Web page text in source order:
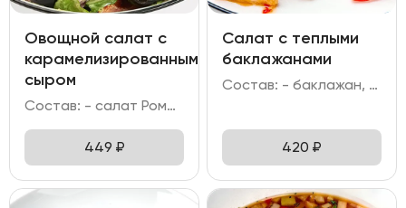
Овощной салат с
карамелизированным
сыром
Состав: - салат Романо; - огурец; перец болгарский; помидор; лук красный; - оливки/маслины; - сыр Фета; сахар; - заправка медово-горчичная.
449 ₽
Салат с теплыми
баклажанами
Состав: - баклажан, томаты черри, лук зелёный; - мусс на греческом йогурте; - кинза, кунжут; - соус на основе сладкого чили, унаги, шрирачи и соевого соуса с добавлением кунжутного масла и сока лимона.
420 ₽